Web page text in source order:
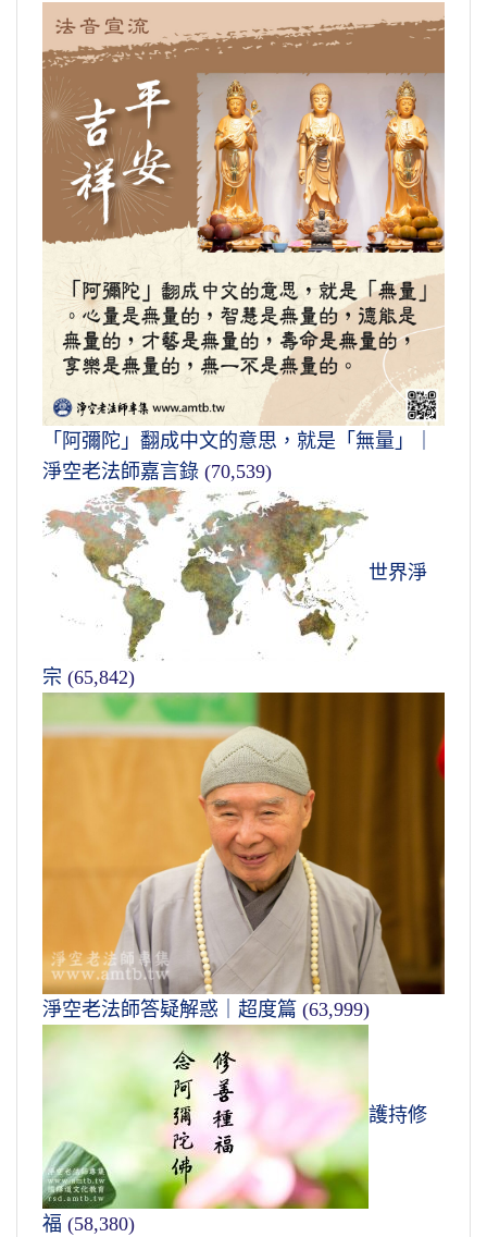
「阿彌陀」翻成中文的意思，就是「無量」｜
淨空老法師嘉言錄 (70,539)
世界淨
宗 (65,842)
淨空老法師答疑解惑｜超度篇 (63,999)
護持修
福 (58,380)